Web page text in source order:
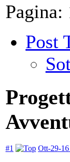
Pagina:
Post
#1 Ott-29-